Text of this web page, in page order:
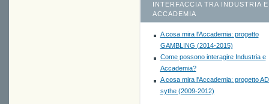
INTERFACCIA TRA INDUSTRIA E
ACCADEMIA
A cosa mira l'Accademia: progetto
GAMBLING (2014-2015)
Come possono interagire Industria e
Accademia?
A cosa mira l'Accademia: progetto
sythe (2009-2012)